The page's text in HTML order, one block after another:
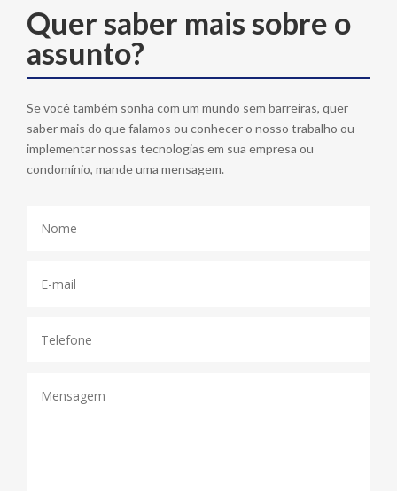
Quer saber mais sobre o
assunto?
Se você também sonha com um mundo sem barreiras, quer
saber mais do que falamos ou conhecer o nosso trabalho ou
implementar nossas tecnologias em sua empresa ou
condomínio, mande uma mensagem.